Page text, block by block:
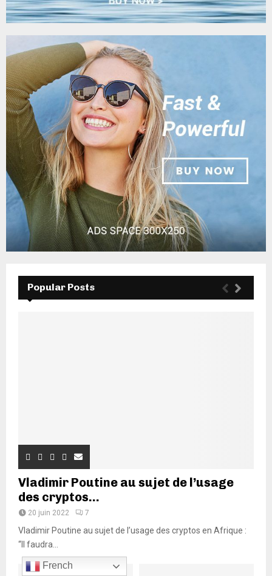
Popular Posts
Vladimir Poutine au sujet de l’usage
des cryptos...
20 juin 2022 7
Vladimir Poutine au sujet de l’usage des cryptos en Afrique :
“Il faudra...
French